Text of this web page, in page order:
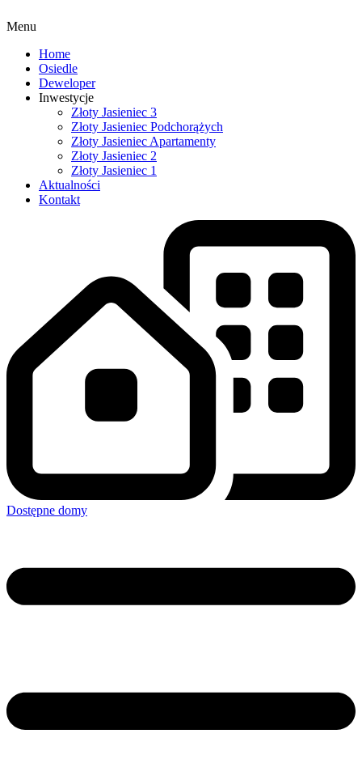
Menu
Home
Osiedle
Deweloper
Inwestycje
Złoty Jasieniec 3
Złoty Jasieniec Podchorążych
Złoty Jasieniec Apartamenty
Złoty Jasieniec 2
Złoty Jasieniec 1
Aktualności
Kontakt
Dostępne domy